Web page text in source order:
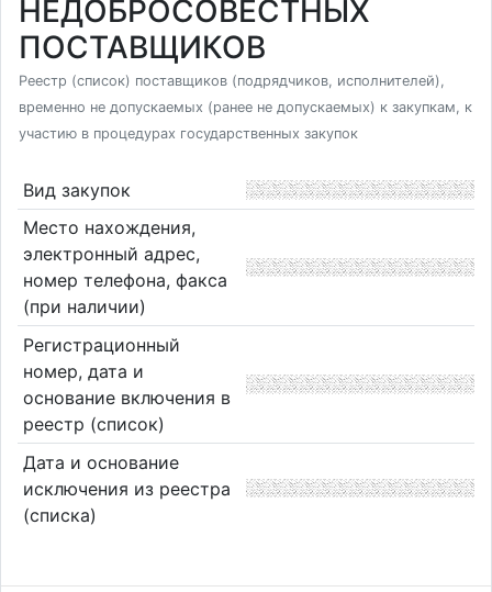
НЕДОБРОСОВЕСТНЫХ
ПОСТАВЩИКОВ
Реестр (список) поставщиков (подрядчиков, исполнителей),
временно не допускаемых (ранее не допускаемых) к закупкам, к
участию в процедурах государственных закупок
Вид закупок
Место нахождения,
электронный адрес,
номер телефона, факса
(при наличии)
Регистрационный
номер, дата и
основание включения в
реестр (список)
Дата и основание
исключения из реестра
(списка)